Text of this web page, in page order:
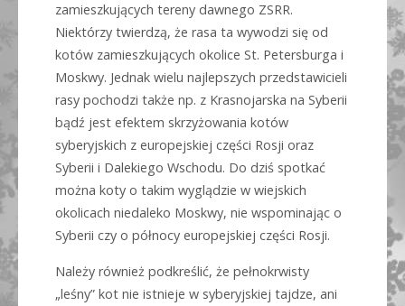
zamieszkujących tereny dawnego ZSRR.
Niektórzy twierdzą, że rasa ta wywodzi się od
kotów zamieszkujących okolice St. Petersburga i
Moskwy. Jednak wielu najlepszych przedstawicieli
rasy pochodzi także np. z Krasnojarska na Syberii
bądź jest efektem skrzyżowania kotów
syberyjskich z europejskiej części Rosji oraz
Syberii i Dalekiego Wschodu. Do dziś spotkać
można koty o takim wyglądzie w wiejskich
okolicach niedaleko Moskwy, nie wspominając o
Syberii czy o północy europejskiej części Rosji.
Należy również podkreślić, że pełnokrwisty
„leśny” kot nie istnieje w syberyjskiej tajdze, ani